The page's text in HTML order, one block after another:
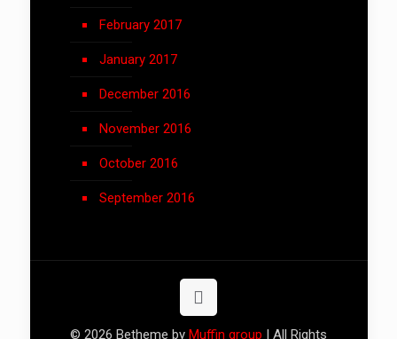
February 2017
January 2017
December 2016
November 2016
October 2016
September 2016
© 2026 Betheme by Muffin group | All Rights